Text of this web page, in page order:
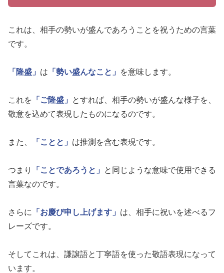
これは、相手の勢いが盛んであろうことを祝うための言葉
です。
「隆盛」 は 「勢い盛んなこと」 を意味します。
これを 「ご隆盛」
とすれば、相手の勢いが盛んな様子を、
敬意を込めて表現したものになるのです。
また、 「ことと」 は推測を含む表現です。
つまり 「ことであろうと」
と同じような意味で使用できる
言葉なのです。
さらに 「お慶び申し上げます」 は、相手に祝いを述べるフ
レーズです。
そしてこれは、謙譲語と丁寧語を使った敬語表現になって
います。